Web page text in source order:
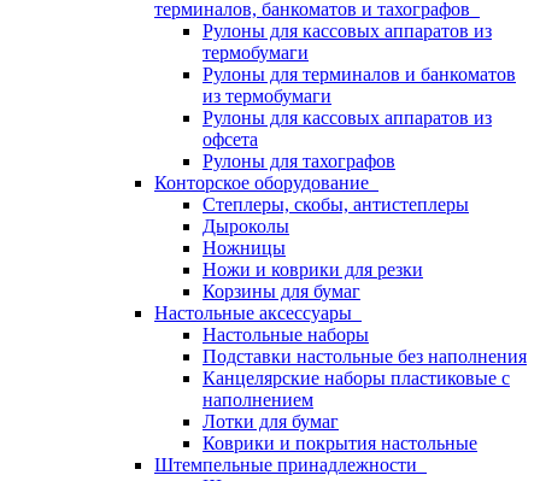
терминалов, банкоматов и тахографов
Рулоны для кассовых аппаратов из
термобумаги
Рулоны для терминалов и банкоматов
из термобумаги
Рулоны для кассовых аппаратов из
офсета
Рулоны для тахографов
Конторское оборудование
Степлеры, скобы, антистеплеры
Дыроколы
Ножницы
Ножи и коврики для резки
Корзины для бумаг
Настольные аксессуары
Настольные наборы
Подставки настольные без наполнения
Канцелярские наборы пластиковые с
наполнением
Лотки для бумаг
Коврики и покрытия настольные
Штемпельные принадлежности